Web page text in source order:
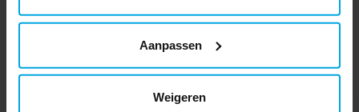
Aanpassen
Weigeren
Hawaikrans met grote
Ballonnen - Goud 10